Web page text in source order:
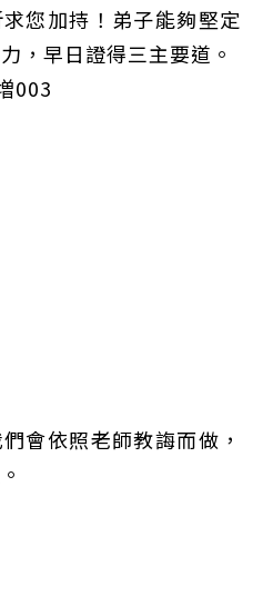
您加持！弟子能夠堅定
，早日證得三主要道。
003
會依照老師教誨而做，